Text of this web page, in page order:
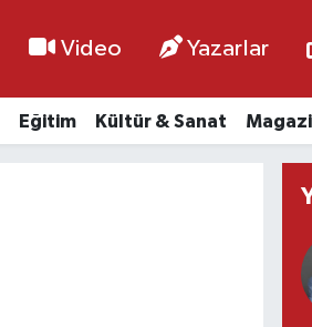
Video Yazarlar
Eğitim Kültür & Sanat